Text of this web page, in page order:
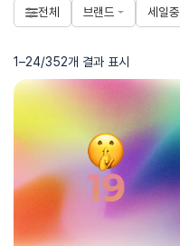
전체 브랜드 세일중
1–24/352개 결과 표시